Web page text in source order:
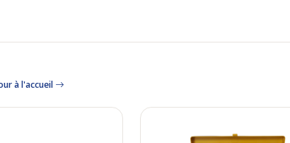
à l'accueil